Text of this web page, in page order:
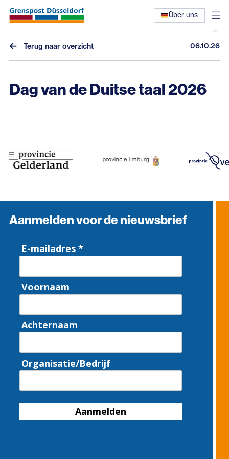
Über uns
Nieuws
Terug naar overzicht 06.10.26
Dag van de Duitse taal 2026
Aanmelden voor de nieuwsbrief
E-mailadres *
Voornaam
Achternaam
Organisatie/Bedrijf
Aanmelden